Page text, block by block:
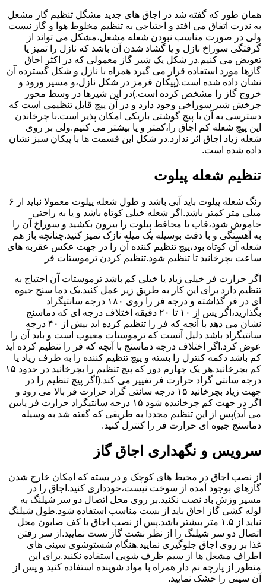
همان طور که گفته شد در اجاق های جدید مشگل تنظیم گاز مشعل
به ندرت اتفاق می افتد و احتیاجی به تنظیم مخلوط هوا و گاز نیست
ولی در صورت مناسب نبودن شعله مشعل،مشکل می تواند از
گرفتگی سوراخ نازل و یا گشاد شدن آن باشد که نازل را تمیز یا
تعویض می کنیم.در شکل یک شیر گاز معمولی که در اکثر اجاق
گازها مورد استفاده قرار می گیرد همراه با نازل و شکل گسترده آن
نشان داده شده است.(پیکان قرمز در شکل نازل،و مسیر ورود و
خروج گاز را مشخص کرده است.)در این شیرها در وسط محور
چرخش شیر سوراخی وجود دارد و در آن پیچ قابل تنظیمی است که
دسترسی به آن با پیچ گوشتی باریکی امکان پذیر است.با چرخاندن
این پیچ شعله کم اجاق را،کمتر و یا بیشتر می کنیم.ولی بر روی
شعله زیاد اجاق اثر ندارد.در شکل این قسمت ها با پیکان سبز نشان
داده شده است.
تنظیم شعله پیلوت
رنگ شعله پیلوت باید آبی باشد و طول شعله پیلوت معمولا نباید از ۶
میلی متر کمتر باشد.اگر شعله خیلی کوتاه باشد و یا به راحتی
خاموش شود،قاب یا محافظ پیلوت را بیرون بکشید و سوراخ آن را
به آهستگی و با دقت بوسیله یک میله نازک تمیز کنید.چنانچه باز هم
شعله آن کوتاه بود،پیچ تنظیم کننده آن را در جهت عکس عقربه های
ساعت بچرخانید تا تنظیم شود.تنظیم کردن ترموستات فر
اگر حرارت فر خیلی زیاد یا خیلی کم باشد ترموستات آن احتیاج به
تنظیم دارد برای این کار به طریق زیر عمل کنید.یک دما سنج جیوه
ای در فر گذاشته و درجه فر را روی ۱۸۰ درجه سانتیگراد
بگذارید،اگر پس از ۱۰ تا ۲۰ دقیقه اختلاف درجه ای که دماسنج
نشان می دهد با آنچه که فر را تنظیم کرده اید بیش از ۴۰ درجه
سانتیگراد باشد دلیل آنست که ترموستات معیوب است و باید آن را
عوض کرد.اگر اختلاف درجه دماسنج با آنچه که فر را تنظیم کرده اید
کم باشد دکمه کنترل را بسته و پیچ تنظیم کننده را به طرف زیاد یا
کم بچرخانید.هر یک چهارم دور که پیچ تنظیم را بچرخانید در حدود ۱۵
درجه سانتی گراد حرارت فر تغییر می کند.(اگر پیچ تنظیم را در
جهت زیاد بچرخانید ۱۵ درجه سانتی گراد حرارت فر بالا می رود و
اگر در جهت کم چرخانیده شود ۱۵ درجه سانتیگراد حرارت فر پایین
می آید)پس از این تنظیم مجددا به طریقی که گفته شد به وسیله
دماسنج جیوه ای حرارت فر را کنترل کنید.
سرویس و نگهداری اجاق گاز
از نصب اجاق در محیط های کوچک و در بسته که امکان خارج شدن
گازهای بوجود آمده از سوخت نیست،خودداری کنید.اجاق را در
مسیر وزش باد نصب نکنید.بر روی محل اتصال دو سر شیلنگ به
لوله کشی گاز اجاق باید از بست مناسب استفاده شود.طول شیلنگ
نباید از ۱.۵ متر بیشتر باشد.پس از نصب اجاق با کف صابون محل
اتصال دو سر شیلنگ را از نظر نشت گاز تست نمایید.از سر رفتن
غذا بر روی اجاق جلوگیری نمایید.هنگام شستوشوی سینی های
اطراف مشعل ها از سیم ظرف شویی استفاده نکنید.برای این
منظور از پارچه نم دار همراه با مواد شوینده استفاده کنید و پس از
آن سینی را خشک نمایید.